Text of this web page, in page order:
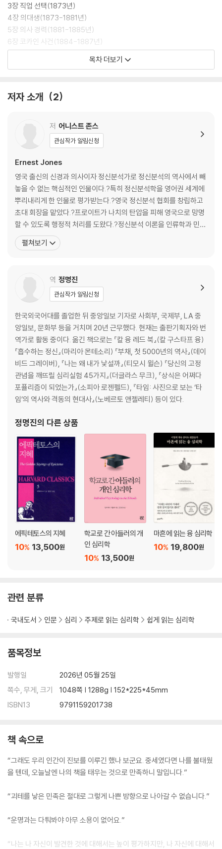
“인간적인” 프로이트를 놓치고 말았다고 비판했다. 프로이트의 무의식에
서 작용하고 있던 종교적인 요소들과 성욕에 대한 지나친 강박에 대한 분
석이 없었다는 지적이었다. 이런 논란의 영향이었는지, 이 책은 출간 2주
만에 뉴욕에서만 15,000부나 팔렸다고 한다.
정신분석의 역사는 ‘결별의 역사’라 해도 과언이 아닐 정도로, 프로이트 주
는 ‘핵심 보루’로 지키려 한 탓에 일어난 일이었다. 정신분석학의 탄생에 결
였던 요제프 브로이어는 성적 요인의 비중이 너무 큰 것에 부담을 느껴 프
로이트를 떠났다. 또 알프레드 아들러는 사회적 맥락과 공동체 의식을 강
조하다가, 칼 융은 종교와 신화의 영역을 정신의 세계로 끌어들이다가, 랑
크와 페렌치는 단기 분석 치료를 주장하다가 최종적으로 프로이트와 결별
하게 되었다.
프로이트는 동료들의 그런 움직임을 학문적 견해 차이로 보지 않고 자신의
이론의 본질을 훼손시키려는 ‘배신’으로 여겼던 것 같다. 또 동료들에게 보
낸 편지에서 정신분석학을 “왕국”으로 묘사하거나, 핵심적인 위원회의 구
다. 미래의 아내와 주고받은 연서에도 그의 그런 모습이 뚜렷이 드러난다.
된다. 이 책을 통해 프로이트가 남기는 인상은 천재적인 통찰과 치명적인
결함을 동시에 지닌 인물이다. 그런데 어쩌면 역설적이게도 인간적으로 결
함이 많은 프로이트를 만나는 것이 오히려 그의 이론을 이해하는 데는 도
움이 될 것 같다.
3장 직업 선택(1873년)
4장 의대생(1873-1881년)
5장 의사 경력(1881-1885년)
6장 코카인 사건(1884-1887년)
7장 약혼(1882-1886년)
11장 브로이어 시대(1882-1894년)
13장 플리스 시대(1887-1902년)
14장 자기 분석(1897- )
15장. 개인적 삶(1890-1900년)
16장 꿈의 해석(1895-1899년)
17장 프로이트의 정신 이론(1900년)
2권 성숙기(1901-1919년)
〈서문〉
2장 세계적 인정의 시작(1906-1909년)
7장 세계 대전(1914-1919년)
8장 리비도 이론
9장 삶의 양식과 일의 방식
10장 성격과 인격
3권 마지막 시기(1919-1939)
〈서문〉
1장 재결합(1919-1920년)
2장 분열(1921-1926년)
4장 명성과 고통(1926-1933년)
5장 빈에서의 마지막 해들(1934-1938년)
6장 런던- 삶의 끝
목차 더보기
저자 소개 2
저 어니스트 존스
관심작가 알림신청
Ernest Jones
영국 출신의 신경과 의사이자 정신분석가로 정신분석의 역사에서 빼
놓을 수 없는 핵심적인 인물이다.?특히 정신분석학을 영어권 세계에
뿌리내리게 한 인물로 평가받는다.?영국 정신분석 협회를 창립하고
초대 회장을 맡았다.?프로이트가 나치의 탄압을 피해 영국으로 망명
할 수 있도록 행정적 처리를 도왔다.?정신분석 이론을 인류학과 민속
학,?예술 등 다양한 분야로 적용하는 데 관심이 많았다. 저서로?『햄
릿과 오이디푸스』(Hamlet and Oedipus: 1949),?『정신분석학
펼쳐보기
역 정명진
관심작가 알림신청
한국외국어대를 졸업한 뒤 중앙일보 기자로 사회부, 국제부, LA 중
앙일보, 문화부 등을 거치며 20년 근무했다. 현재는 출판기획자와 번
역가로 활동 중이다. 옮긴 책으로는 『칼 융 레드 북』(칼 구스타프 융)
『흡수하는 정신』(마리아 몬테소리) 『부채, 첫 5000년의 역사』(데이
비드 그레이버), 『나는 왜 내가 낯설까』(티모시 윌슨) 『당신의 고정
관념을 깨뜨릴 심리실험 45가지』(더글라스 무크), 『상식은 어쩌다
포퓰리즘이 되었는가』(소피아 로젠펠드), 『타임: 사진으로 보는 ‘타
임’의 역사와 격동의 현대사』(노베르토 앤젤레티) 등이 있다.
정명진의 다른 상품
에픽테토스의 지혜
13,500원
10%
학교로 간 아들러의 개
인 심리학
13,500원
10%
마흔에 읽는 융 심리학
19,800원
10%
관련 분류
국내도서 인문 심리 주제로 읽는 심리학 쉽게 읽는 심리학
품목정보
발행일
2026년 05월 25일
쪽수, 무게, 크기
1048쪽 | 1288g | 152*225*45mm
ISBN13
9791159201738
책 속으로
“그래도 우리 인간이 진보를 이루긴 했나 보군요. 중세였다면 나를 불태웠
을 텐데, 오늘날엔 나의 책을 태우는 것으로 만족하니 말입니다.”
“괴테를 낳은 민족은 절대로 그렇게 나쁜 방향으로 나아갈 수 없습니다.”
“운명과는 다퉈봐야 아무 소용이 없어요.”
“나는 나 자신이 발견한 것에 대해서는 높이 평가하지만, 나 자신에 대해서